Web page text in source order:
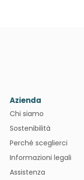
Azienda
Chi siamo
Sostenibilità
Perché sceglierci
Informazioni legali
Assistenza